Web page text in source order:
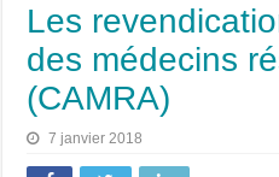
Les
des médecins
(CAMRA)
7 janvier 2018